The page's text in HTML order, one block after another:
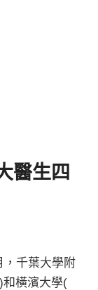
醫生四
，千葉大學附
和橫濱大學(